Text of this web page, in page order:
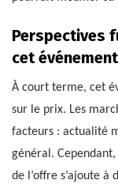
Perspectives
cet événement
À court terme, cet
sur le prix. Les
facteurs : actualité
général.
de l’offre s’ajoute à